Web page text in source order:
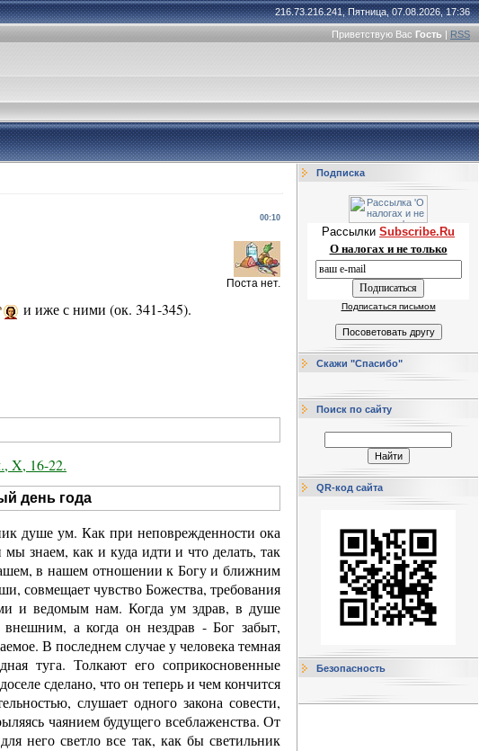
216.73.216.241, Пятница, 07.08.2026, 17:36
Приветствую Вас Гость | RSS
00:10
Поста нет.
и иже с ними (ок. 341-345).
X, 16-22.
день года
душе ум. Как при неповрежденности ока
знаем, как и куда идти и что делать, так
в нашем отношении к Богу и ближним
совмещает чувство Божества, требования
и ведомым нам. Когда ум здрав, в душе
внешним, а когда он нездрав - Бог забыт,
В последнем случае у человека темная
туга. Толкают его соприкосновенные
сделано, что он теперь и чем кончится
слушает одного закона совести,
чаянием будущего всеблаженства. От
него светло все так, как бы светильник
Подписка
Рассылки Subscribe.Ru
О налогах и не только
Подписаться письмом
Скажи "Спасибо"
Поиск по сайту
QR-код сайта
Безопасность